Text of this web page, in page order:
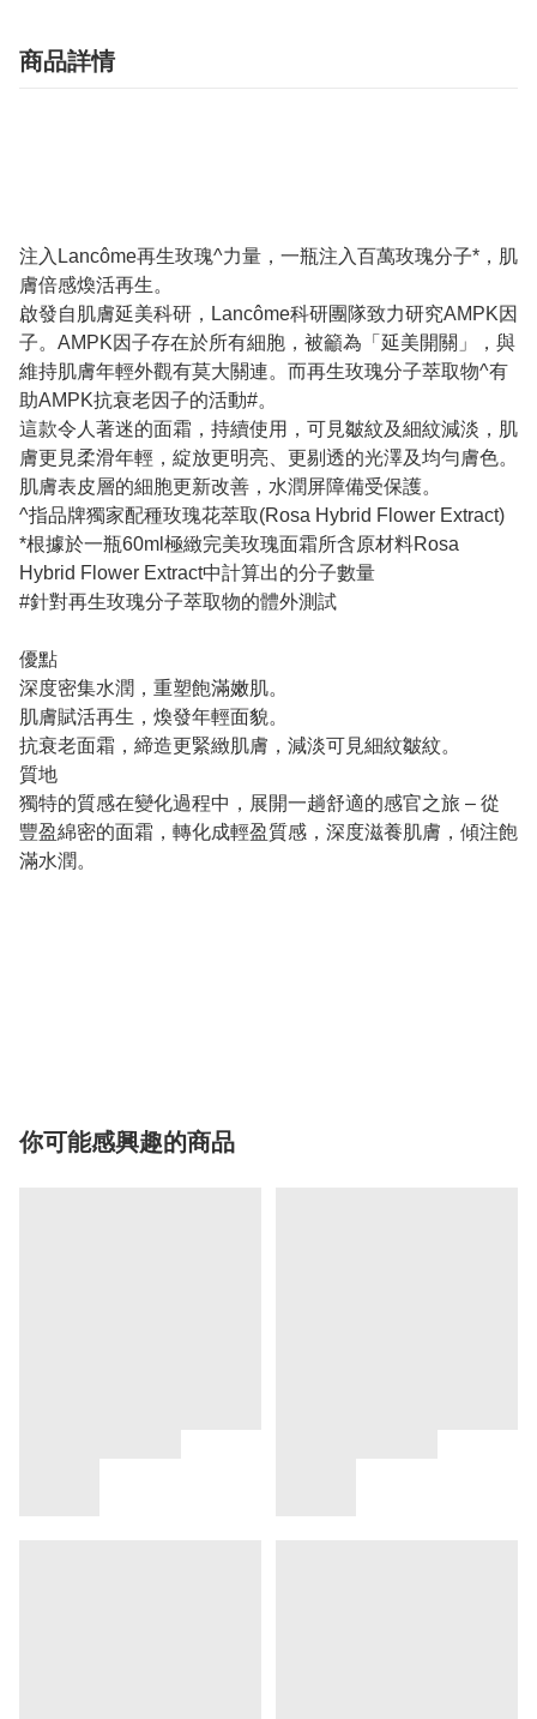
商品詳情
注入Lancôme再生玫瑰^力量，一瓶注入百萬玫瑰分子*，肌
膚倍感煥活再生。
啟發自肌膚延美科研，Lancôme科研團隊致力研究AMPK因
子。AMPK因子存在於所有細胞，被籲為「延美開關」，與
維持肌膚年輕外觀有莫大關連。而再生玫瑰分子萃取物^有
助AMPK抗衰老因子的活動#。
這款令人著迷的面霜，持續使用，可見皺紋及細紋減淡，肌
膚更見柔滑年輕，綻放更明亮、更剔透的光澤及均勻膚色。
肌膚表皮層的細胞更新改善，水潤屏障備受保護。
^指品牌獨家配種玫瑰花萃取(Rosa Hybrid Flower Extract)
*根據於一瓶60ml極緻完美玫瑰面霜所含原材料Rosa
Hybrid Flower Extract中計算出的分子數量
#針對再生玫瑰分子萃取物的體外測試
優點
深度密集水潤，重塑飽滿嫩肌。
肌膚賦活再生，煥發年輕面貌。
抗衰老面霜，締造更緊緻肌膚，減淡可見細紋皺紋。
質地
獨特的質感在變化過程中，展開一趟舒適的感官之旅 – 從
豐盈綿密的面霜，轉化成輕盈質感，深度滋養肌膚，傾注飽
滿水潤。
你可能感興趣的商品